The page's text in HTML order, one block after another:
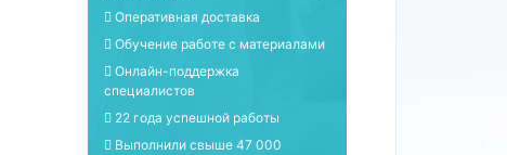
Оперативная доставка
Обучение работе с материалами
Онлайн-поддержка
специалистов
22 года успешной работы
Выполнили свыше 47 000